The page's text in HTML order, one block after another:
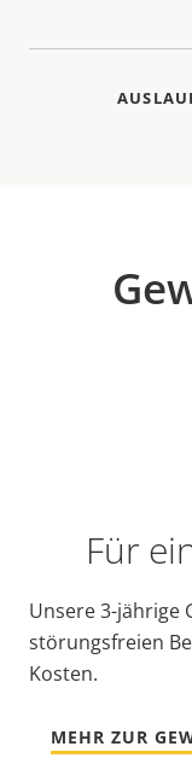
Für
Unsere 3-jährige
störungsfreien
Kosten.
MEHR ZUR